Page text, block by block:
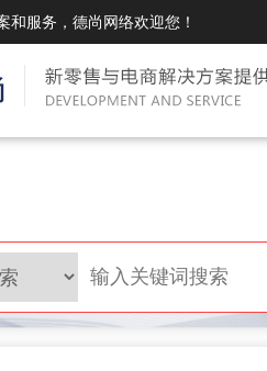
和服务，德尚网络欢迎您！
卖，上门
DSMall功能列表
系统支持平台自营、分销
折扣、优惠套装、微信、